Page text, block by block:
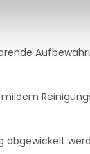
abgewickelt